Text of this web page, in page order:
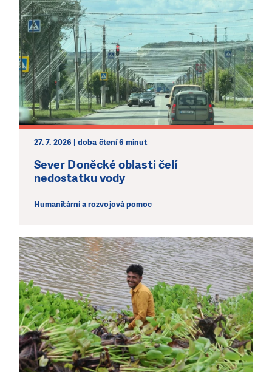
27. 7. 2026 | doba čtení 6 minut
Sever Doněcké oblasti čelí
nedostatku vody
Humanitární a rozvojová pomoc